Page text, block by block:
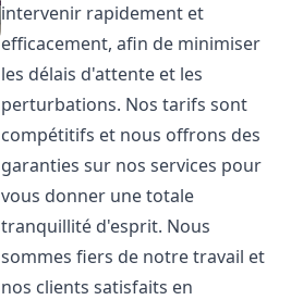
intervenir rapidement et
efficacement, afin de minimiser
les délais d'attente et les
perturbations. Nos tarifs sont
compétitifs et nous offrons des
garanties sur nos services pour
vous donner une totale
tranquillité d'esprit. Nous
sommes fiers de notre travail et
nos clients satisfaits en